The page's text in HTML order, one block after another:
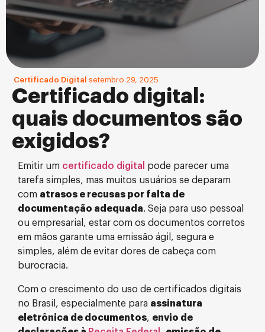
Certificado Digital setembro 29, 2025
Certificado digital:
quais documentos são
exigidos?
Emitir um certificado digital
pode parecer uma
tarefa simples, mas muitos usuários se deparam
com atrasos e recusas por falta de
documentação adequada. Seja para uso pessoal
ou empresarial, estar com os documentos corretos
em mãos garante uma emissão ágil, segura e
simples, além de evitar dores de cabeça com
burocracia.
Com o crescimento do uso de certificados digitais
no Brasil, especialmente para assinatura
eletrônica de documentos, envio de